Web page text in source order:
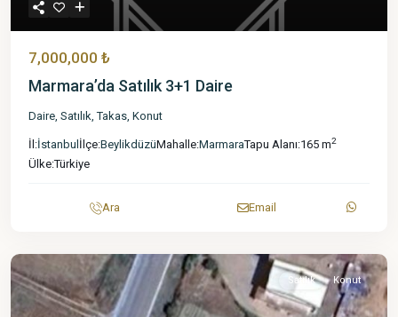
7,000,000 ₺
Marmara’da Satılık 3+1 Daire
Daire, Satılık,Takas, Konut
İl:İstanbul İlçe:BeylikdüzüMahalle:MarmaraTapu Alanı:165 m2
Ülke:Türkiye
Ara Email
Satılık Konut